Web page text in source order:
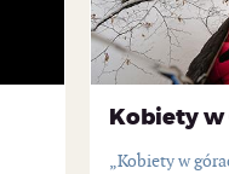
Kobiety w
„Kobiety w